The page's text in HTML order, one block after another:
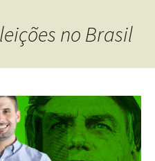
no Brasil